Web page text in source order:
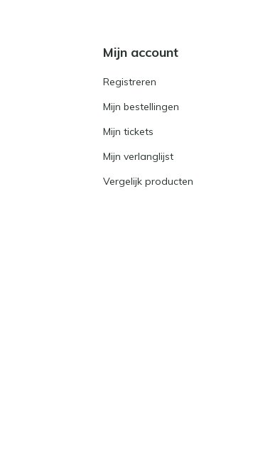
Mijn account
Registreren
Mijn bestellingen
Mijn tickets
Mijn verlanglijst
Vergelijk producten